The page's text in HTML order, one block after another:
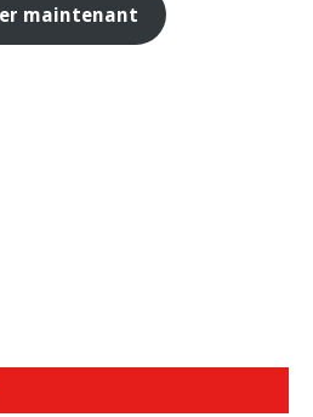
maintenant